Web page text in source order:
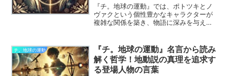
『チ。地球の運動』では、ポトツキとノ
ヴァクという個性豊かなキャラクターが
複雑な関係を築き、物語に深みを与えて
らの役割や魅力について考察します。彼
らの絆と葛藤がどのように物語全体に影
響を与えているのか、一緒に見ていきま
しょう。
チ。地球の運動
『チ。地球の運動』名言から読み
解く哲学！地動説の真理を追求す
る登場人物の言葉